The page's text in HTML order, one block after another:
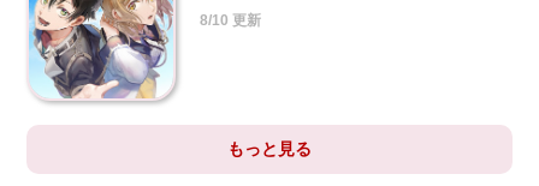
8/10 更新
もっと見る